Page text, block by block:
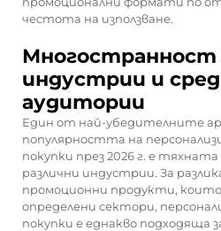
честота на използване.
Многостранност
индустрии и
аудитории
Един от най-убедителните
популярността на
покупки през 2026 г. е
различни индустрии. За
промоционни продукти,
определени сектори,
покупки е еднакво подходяща